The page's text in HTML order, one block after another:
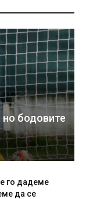
но бодовите
го дадеме
да се